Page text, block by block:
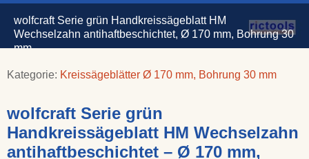
wolfcraft Serie grün Handkreissägeblatt HM
Wechselzahn antihaftbeschichtet, Ø 170 mm, Bohrung 30
mm
Kategorie: Kreissägeblätter Ø 170 mm, Bohrung 30 mm
wolfcraft Serie grün
Handkreissägeblatt HM Wechselzahn
antihaftbeschichtet – Ø 170 mm,